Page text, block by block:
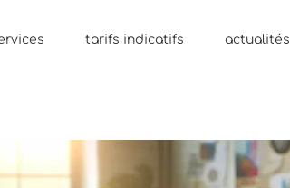
tarifs indicatifs actualités